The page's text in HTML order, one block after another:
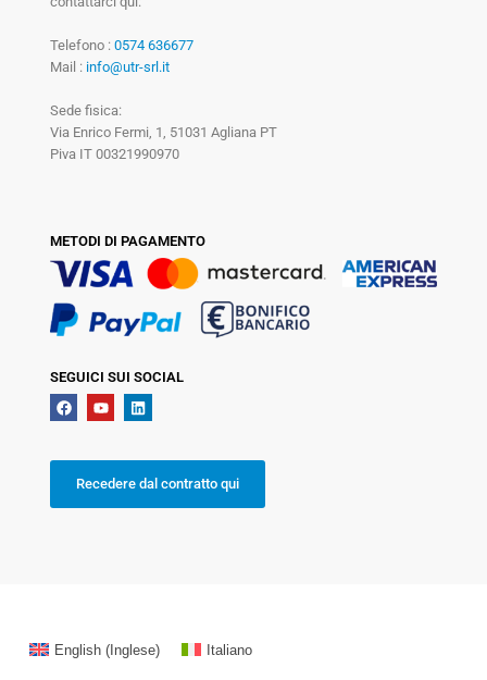
Telefono : 0574 636677
Mail : info@utr-srl.it
Sede fisica:
Via Enrico Fermi, 1, 51031 Agliana PT
Piva IT 00321990970
METODI DI PAGAMENTO
SEGUICI SUI SOCIAL
Recedere dal contratto qui
English (Inglese) Italiano